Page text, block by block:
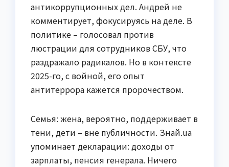
антикоррупционных дел. Андрей не
комментирует, фокусируясь на деле. В
политике – голосовал против
люстрации для сотрудников СБУ, что
раздражало радикалов. Но в контексте
2025-го, с войной, его опыт
антитеррора кажется пророчеством.
Семья: жена, вероятно, поддерживает в
тени, дети – вне публичности. Знай.ua
упоминает декларации: доходы от
зарплаты, пенсия генерала. Ничего